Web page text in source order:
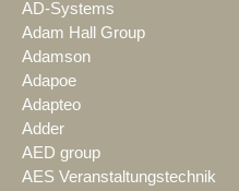
AD-Systems
Adam Hall Group
Adamson
Adapoe
Adapteo
Adder
AED group
AES Veranstaltungstechnik